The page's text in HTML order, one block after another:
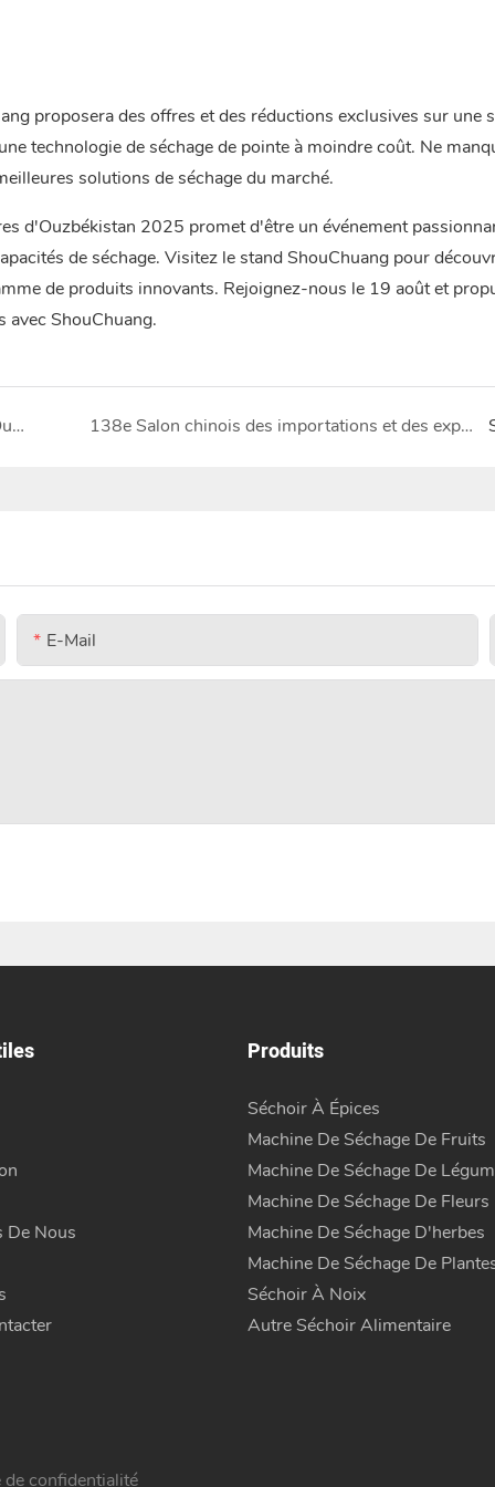
proposera des offres et des réductions exclusives sur une
technologie de séchage de pointe à moindre coût. Ne
solutions de séchage du marché.
d'Ouzbékistan 2025 promet d'être un événement
de séchage. Visitez le stand ShouChuang pour
de produits innovants. Rejoignez-nous le 19 août et
avec ShouChuang.
Des étudiants de l'Université du pétrole du Sud-Ouest visitent Nanchung ShouChuang Technology pour explorer la fabrication d'équipements intelligents 138e Salon chinois des importations et des exportations - Shouchuang Technology
E-Mail
De Nous
Produits
Séchoir À Épices
Machine De Séchage De Fruits
Machine De Séchage De
Machine De Séchage De Fleurs
Machine De Séchage D'herbes
Machine De Séchage De
Séchoir À Noix
Autre Séchoir Alimentaire
confidentialité